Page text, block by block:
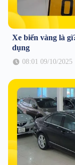
Xe biển vàng là
dụng
08:01 09/10/2025